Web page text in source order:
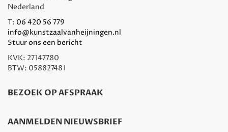
Nederland
T: 06 420 56 779
info@kunstzaalvanheijningen.nl
Stuur ons een bericht
KVK: 27147780
BTW: 058827481
BEZOEK OP AFSPRAAK
AANMELDEN NIEUWSBRIEF